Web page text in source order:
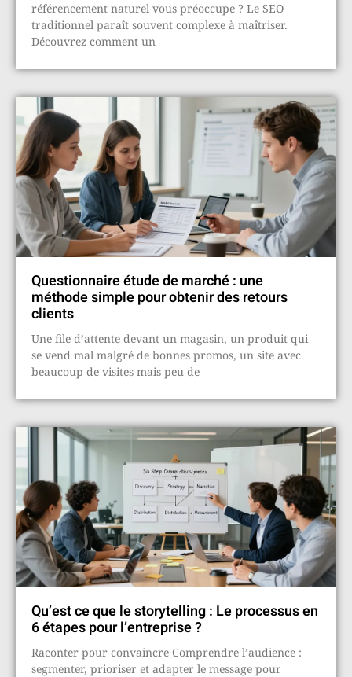
référencement naturel vous préoccupe ? Le SEO
traditionnel paraît souvent complexe à maîtriser.
Découvrez comment un
Questionnaire étude de marché : une
méthode simple pour obtenir des retours
clients
Une file d’attente devant un magasin, un produit qui
se vend mal malgré de bonnes promos, un site avec
beaucoup de visites mais peu de
Qu’est ce que le storytelling : Le processus en
6 étapes pour l’entreprise ?
Raconter pour convaincre Comprendre l’audience :
segmenter, prioriser et adapter le message pour